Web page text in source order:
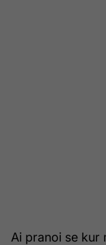
Ai pranoi se kur